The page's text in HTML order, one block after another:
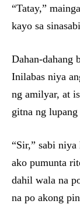
“Tatay,”
kayo sa
Dahan-dahang
Inilabas niya
ng amilyar, at
gitna ng
“Sir,” sabi
ako pumunta
dahil wala na
na po akong